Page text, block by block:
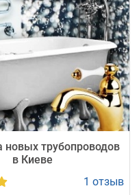
новых трубопроводов
в Киеве
1 отзыв